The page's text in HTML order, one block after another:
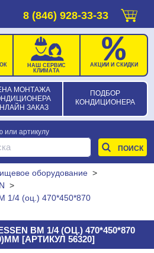
8 (846) 928-33-33
МОНТАЖА
ЗАКАЗ
ПОДБОР
КОНДИЦИОНЕРА
НАШ СЕРВИС
КЛИМАТА
АКЦИИ И СКИДКИ
или артикулу
оборудование >
>
1/4 (оц.) 470*450*870
ВМ 1/4 (ОЦ.) 470*450*870
[АРТИКУЛ 56320]